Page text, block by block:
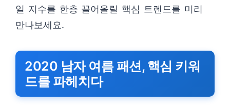
일 지수를 한층 끌어올릴 핵심 트렌드를 미리
만나보세요.
2020 남자 여름 패션, 핵심 키워
드를 파헤치다